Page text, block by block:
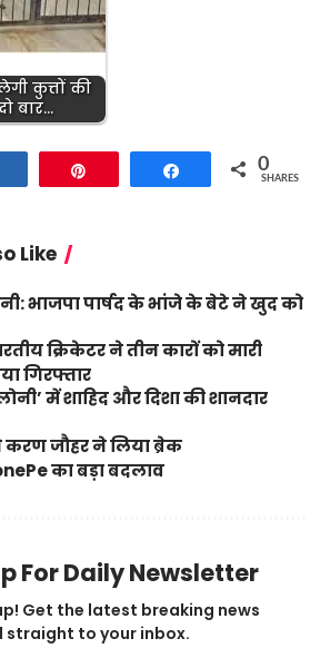
कुत्तों की
बार…
Share 0
SHARES
Like
भाजपा पार्षद के भांजे के बेटे ने खुद को
क्रिकेटर ने तीन कारों को मारी
गिरफ्तार
में शाहिद और दिशा की शानदार
करण जौहर ने लिया ब्रेक
का बड़ा बदलाव
For Daily Newsletter
Get the latest breaking news
straight to your inbox.